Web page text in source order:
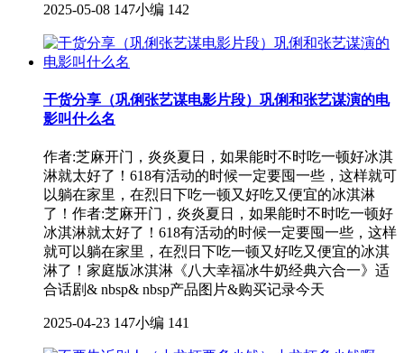
2025-05-08 147小编 142
干货分享（巩俐张艺谋电影片段）巩俐和张艺谋演的电
影叫什么名
作者:芝麻开门，炎炎夏日，如果能时不时吃一顿好冰淇
淋就太好了！618有活动的时候一定要囤一些，这样就可
以躺在家里，在烈日下吃一顿又好吃又便宜的冰淇淋
了！作者:芝麻开门，炎炎夏日，如果能时不时吃一顿好
冰淇淋就太好了！618有活动的时候一定要囤一些，这样
就可以躺在家里，在烈日下吃一顿又好吃又便宜的冰淇
淋了！家庭版冰淇淋《八大幸福冰牛奶经典六合一》适
合话剧& nbsp& nbsp产品图片&购买记录今天
2025-04-23 147小编 141